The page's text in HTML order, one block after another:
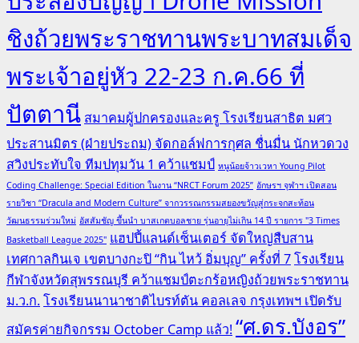
ชิงถ้วยพระราชทานพระบาทสมเด็จ
พระเจ้าอยู่หัว 22-23 ก.ค.66 ที่
ปัตตานี สมาคมผู้ปกครองและครู โรงเรียนสาธิต มศว
ประสานมิตร (ฝ่ายประถม) จัดกอล์ฟการกุศล ชื่นมื่น นักหวดวง
สวิงประทับใจ ทีมปทุมวัน 1 คว้าแชมป์ หนูน้อยจ้าวเวหา Young Pilot
Coding Challenge: Special Edition ในงาน “NRCT Forum 2025” อักษรฯ จุฬาฯ เปิดสอน
รายวิชา “Dracula and Modern Culture” จากวรรณกรรมสยองขวัญสู่กระจกสะท้อน
วัฒนธรรมร่วมใหม่ อัสสัมชัญ ขึ้นนำ บาสเกตบอลชาย รุ่นอายุไม่เกิน 14 ปี รายการ "3 Times
Basketball League 2025" แฮปปี้แลนด์เซ็นเตอร์ จัดใหญ่สืบสาน
เทศกาลกินเจ เขตบางกะปิ “กิน ไหว้ อิ่มบุญ” ครั้งที่ 7โรงเรียน
กีฬาจังหวัดสุพรรณบุรี คว้าแชมป์ตะกร้อหญิงถ้วยพระราชทาน
ม.ว.ก.โรงเรียนนานาชาติไบรท์ตัน คอลเลจ กรุงเทพฯ เปิดรับ
สมัครค่ายกิจกรรม October Camp แล้ว!“ศ.ดร.บังอร”